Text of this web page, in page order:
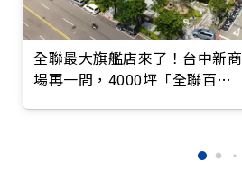
全聯最大旗艦店來了！台中新商
場再一間，4000坪「全聯百貨